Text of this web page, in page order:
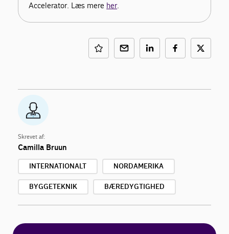
Accelerator. Læs mere her.
Skrevet af:
Camilla Bruun
INTERNATIONALT NORDAMERIKA
BYGGETEKNIK BÆREDYGTIGHED